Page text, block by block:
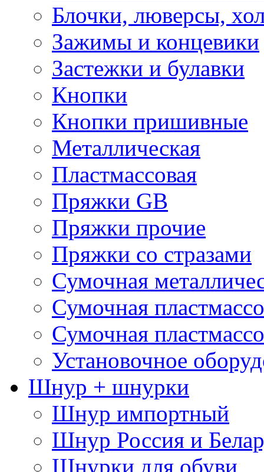
Блочки, люверсы,
Зажимы и концевики
Застежки и булавки
Кнопки
Кнопки пришивные
Металлическая
Пластмассовая
Пряжки GB
Пряжки прочие
Пряжки со стразами
Сумочная
Сумочная
Сумочная
Установочное
Шнур + шнурки
Шнур импортный
Шнур Россия и
Шнурки для обуви